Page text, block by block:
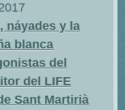
náyades y la
blanca
del
del LIFE
Sant Martirià